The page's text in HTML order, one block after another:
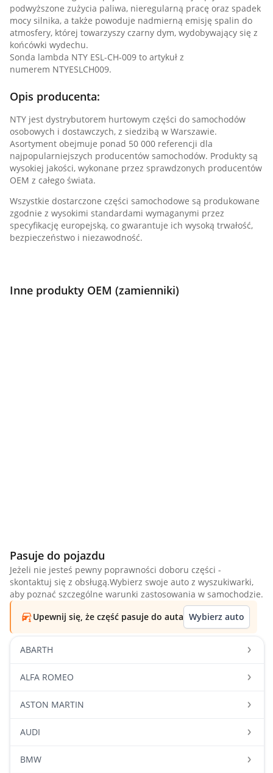
podwyższone zużycia paliwa, nieregularną pracę oraz spadek
mocy silnika, a także powoduje nadmierną emisję spalin do
atmosfery, której towarzyszy czarny dym, wydobywający się z
końcówki wydechu.
Sonda lambda NTY ESL-CH-009 to artykuł z
numerem NTYESLCH009.
Opis producenta:
NTY jest dystrybutorem hurtowym części do samochodów
osobowych i dostawczych, z siedzibą w Warszawie.
Asortyment obejmuje ponad 50 000 referencji dla
najpopularniejszych producentów samochodów. Produkty są
wysokiej jakości, wykonane przez sprawdzonych producentów
OEM z całego świata.
Wszystkie dostarczone części samochodowe są produkowane
zgodnie z wysokimi standardami wymaganymi przez
specyfikację europejską, co gwarantuje ich wysoką trwałość,
bezpieczeństwo i niezawodność.
Inne produkty OEM (zamienniki)
Pasuje do pojazdu
Jeżeli nie jesteś pewny poprawności doboru części -
skontaktuj się z obsługą.Wybierz swoje auto z wyszukiwarki,
aby poznać szczególne warunki zastosowania w samochodzie.
Upewnij się, że część pasuje do auta Wybierz auto
ABARTH
ALFA ROMEO
ASTON MARTIN
AUDI
BMW